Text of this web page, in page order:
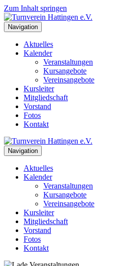
Zum Inhalt springen
Navigation
Aktuelles
Kalender
Veranstaltungen
Kursangebote
Vereinsangebote
Kursleiter
Mitgliedschaft
Vorstand
Fotos
Kontakt
Navigation
Aktuelles
Kalender
Veranstaltungen
Kursangebote
Vereinsangebote
Kursleiter
Mitgliedschaft
Vorstand
Fotos
Kontakt